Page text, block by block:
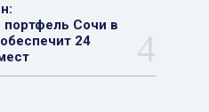
Сочи в
24